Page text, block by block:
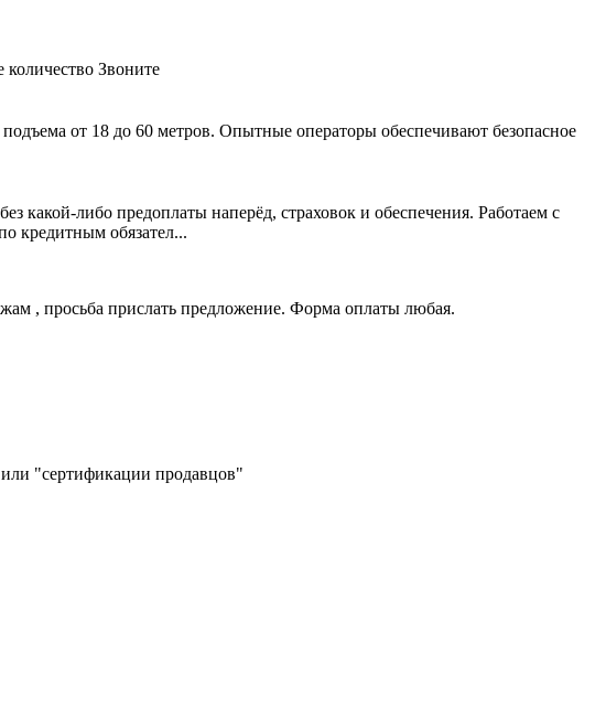
Звоните
от 18 до 60 метров. Опытные операторы обеспечивают безопасное
какой-либо предоплаты наперёд, страховок и обеспечения. Работаем с
кредитным обязател...
, просьба прислать предложение. Форма оплаты любая.
или "сертификации продавцов"